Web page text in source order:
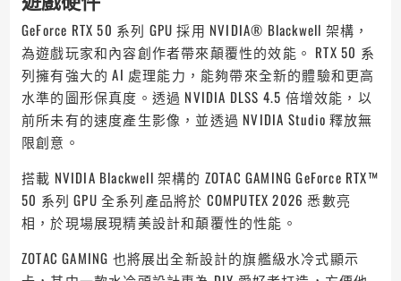
GeForce RTX 50 系列 GPU 採用 NVIDIA® Blackwell 架構，
為遊戲玩家和內容創作者帶來顛覆性的效能。 RTX 50 系
列擁有強大的 AI 處理能力，能夠帶來全新的體驗和更高
水準的圖形保真度。透過 NVIDIA DLSS 4.5 倍增效能，以
前所未有的速度產生影像，並透過 NVIDIA Studio 釋放無
限創意。
搭載 NVIDIA Blackwell 架構的 ZOTAC GAMING GeForce RTX™
50 系列 GPU 全系列產品將於 COMPUTEX 2026 悉數亮
相，於現場展現精美設計和顛覆性的性能。
ZOTAC GAMING 也將展出全新設計的旗艦級水冷式顯示